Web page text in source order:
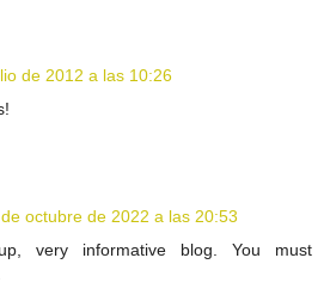
de 2012 a las 10:26
octubre de 2022 a las 20:53
very informative blog. You must